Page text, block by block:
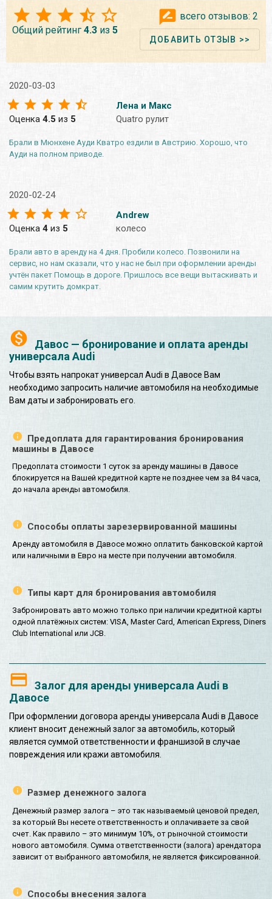
Давос — бронирование и оплата аренды
универсала Audi
Чтобы взять напрокат универсал Audi в Давосе Вам
необходимо запросить наличие автомобиля на необходимые
Вам даты и забронировать его.
Предоплата для гарантирования бронирования
машины в Давосе
Предоплата стоимости 1 суток за аренду машины в Давосе
блокируется на Вашей кредитной карте не позднее чем за 84 часа,
до начала аренды автомобиля.
Способы оплаты зарезервированной машины
Аренду автомобиля в Давосе можно оплатить банковской картой
или наличными в Евро на месте при получении автомобиля.
Типы карт для бронирования автомобиля
Забронировать авто можно только при наличии кредитной карты
одной платёжных систем: VISA, Master Card, American Express, Diners
Club International или JCB.
Залог для аренды универсала Audi в
Давосе
При оформлении договора аренды универсала Audi в Давосе
клиент вносит денежный залог за автомобиль, который
является суммой ответственности и франшизой в случае
повреждения или кражи автомобиля.
Размер денежного залога
Денежный размер залога – это так называемый ценовой предел,
за который Вы несете ответственность и оплачиваете за свой
счет. Как правило – это минимум 10%, от рыночной стоимости
нового автомобиля. Сумма ответственности (залога) арендатора
зависит от выбранного автомобиля, не является фиксированной.
Способы внесения залога
Общий рейтинг 4.3 из 5
всего отзывов: 2
ДОБАВИТЬ ОТЗЫВ >>
2020-03-03
Оценка 4.5 из 5
Лена и Макс
Quatro рулит
Брали в Мюнхене Ауди Кватро ездили в Австрию. Хорошо, что
Ауди на полном приводе.
2020-02-24
Оценка 4 из 5
Andrew
колесо
Брали авто в аренду на 4 дня. Пробили колесо. Позвонили на
сервис, но нам сказали, что у нас не был при оформлении аренды
учтён пакет Помощь в дороге. Пришлось все вещи вытаскивать и
самим крутить домкрат.